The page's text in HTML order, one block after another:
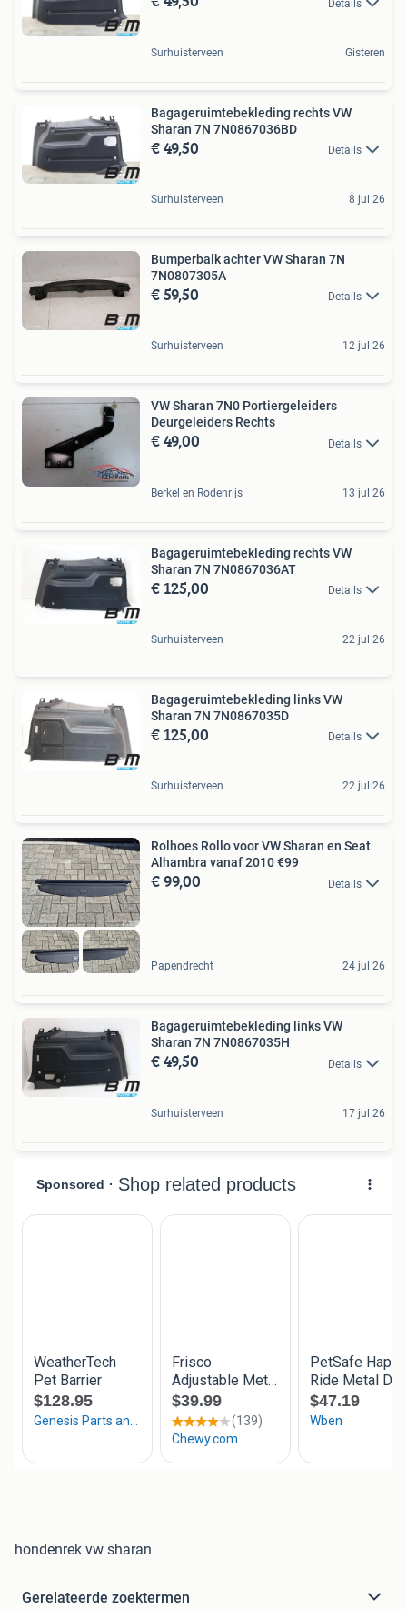
Details
Surhuisterveen Gisteren
Bagageruimtebekleding rechts VW
Sharan 7N 7N0867036BD
€ 49,50 Details
Surhuisterveen 8 jul 26
Bumperbalk achter VW Sharan 7N
7N0807305A
€ 59,50 Details
Surhuisterveen 12 jul 26
VW Sharan 7N0 Portiergeleiders
Deurgeleiders Rechts
€ 49,00 Details
Berkel en Rodenrijs 13 jul 26
Bagageruimtebekleding rechts VW
Sharan 7N 7N0867036AT
€ 125,00 Details
Surhuisterveen 22 jul 26
Bagageruimtebekleding links VW
Sharan 7N 7N0867035D
€ 125,00 Details
Surhuisterveen 22 jul 26
Rolhoes Rollo voor VW Sharan en Seat
Alhambra vanaf 2010 €99
€ 99,00 Details
Papendrecht 24 jul 26
Bagageruimtebekleding links VW
Sharan 7N 7N0867035H
€ 49,50 Details
Surhuisterveen 17 jul 26
hondenrek vw sharan
Gerelateerde zoektermen